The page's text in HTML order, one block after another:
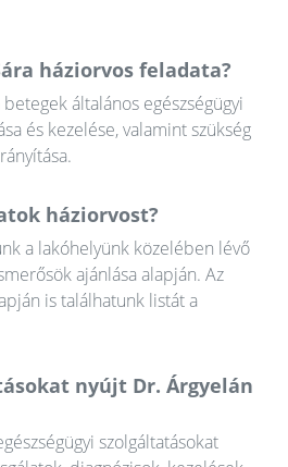
háziorvos feladata?
általános egészségügyi
és kezelése, valamint szükség
háziorvost?
a lakóhelyünk közelében lévő
ajánlása alapján. Az
is találhatunk listát a
nyújt Dr. Árgyelán
szolgáltatásokat